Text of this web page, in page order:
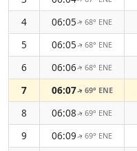
4
06:05↑68° ENE
5
06:05↑68° ENE
6
06:06↑68° ENE
7
06:07↑ 69° ENE
8
06:08↑69° ENE
9
06:09↑69° ENE